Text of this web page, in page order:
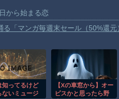
から始まる恋
「マンガ毎週末セール（50%還
でその前足、猫じゃね？
ネット発射装置で撃墜するウクラ
玉でスマホ運転のプリウスに当て
知ってるけど
ないミュージ
【Xの車窓から】オー
ビスかと思ったら野